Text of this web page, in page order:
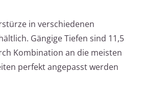
in verschiedenen
Gängige Tiefen sind 11,5
Kombination an die meisten
perfekt angepasst werden